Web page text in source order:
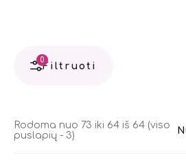
0
Filtruoti
Rodoma nuo 73 iki 64 iš 64 (viso
puslapių - 3)